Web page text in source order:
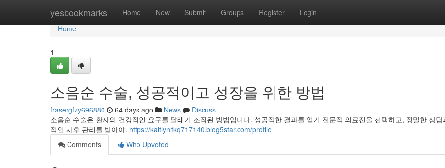
yesbookmarks Home New Submit Groups Register Login
Home
Home
1
소음순 수술, 성공적이고 성장을 위한 방법
frasergfzy696880 64 days ago News
Discuss
소음순 수술은 환자의 건강적인 요구를 달래기 조직된 방법입니다. 성공적한 결과를 얻기 전문적 의료진을 선택하고, 정밀한 상담
적인 사후 관리를 받아야. https://kaitlynltkq717140.blog5star.com/profile
Comments
Who Upvoted